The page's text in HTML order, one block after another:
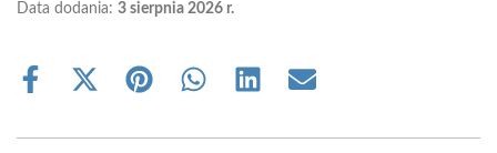
Data dodania: 3 sierpnia 2026 r.
Share
Share
(Twitter)
Share Share Share Share